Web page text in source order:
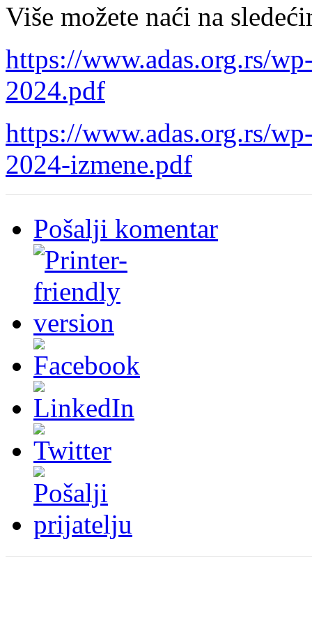
Više možete naći na
https://www.adas.org.rs/
2024.pdf
https://www.adas.org.rs/
2024-izmene.pdf
Pošalji komentar